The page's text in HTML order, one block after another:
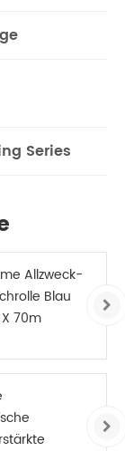
Series
Allzweck-
Blau
70m